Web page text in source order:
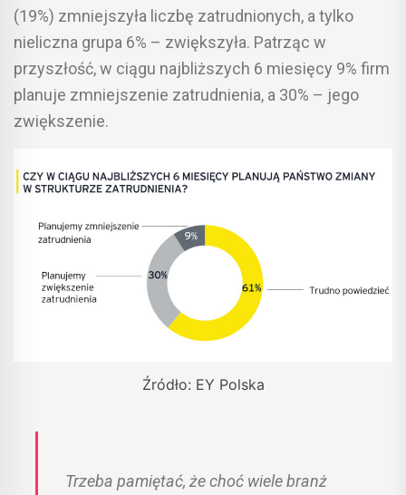
(19%) zmniejszyła liczbę zatrudnionych, a tylko
nieliczna grupa 6% – zwiększyła. Patrząc w
przyszłość, w ciągu najbliższych 6 miesięcy 9% firm
planuje zmniejszenie zatrudnienia, a 30% – jego
zwiększenie.
Źródło: EY Polska
Trzeba pamiętać, że choć wiele branż